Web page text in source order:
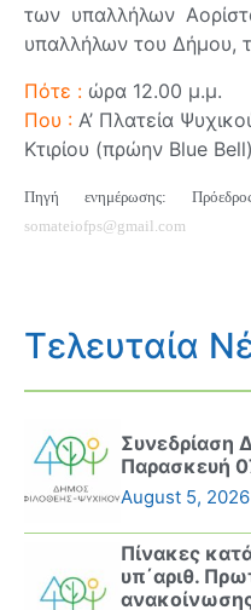
των υπαλλήλων
υπαλλήλων του Δήμου,
Πότε : ώρα 12.00 μ.μ.
Που : Α’ Πλατεία
Κτιρίου (πρώην Blue Bell)
Πηγή ενημέρωσης:
somateiofps@gmail.com
Τελευταία
Συνεδρίαση
Παρασκευή
August 5, 2026
Πίνακες
υπ΄αριθ.